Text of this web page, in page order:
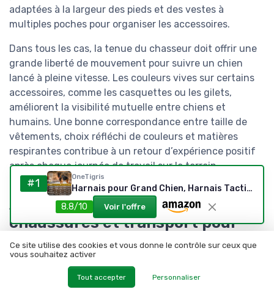
adaptées à la largeur des pieds et des vestes à
multiples poches pour organiser les accessoires.
Dans tous les cas, la tenue du chasseur doit offrir une
grande liberté de mouvement pour suivre un chien
lancé à pleine vitesse. Les couleurs vives sur certains
accessoires, comme les casquettes ou les gilets,
améliorent la visibilité mutuelle entre chiens et
humains. Une bonne correspondance entre taille de
vêtements, choix réfléchi de couleurs et matières
respirantes contribue à un retour d’expérience positif
après chaque journée de travail sur le terrain.
Accessoires techniques,
chaussures et transport pour
chiens de grande taille
Au‑delà des gilets et harnais, les meilleurs
équipements grande taille incluent une gamme
#1 OneTigris
Harnais pour Grand Chien, Harnais Tactique TACTILITE résistant à la Traction, Sangle de Poitrine réglable avec 4 Anneaux en D, Bandes réfléchissantes, Noir, Taille L L:27-41kg(Hals:45-63cm, Brust:68-91cm) Noir
8.8/10
Voir l'offre
Ce site utilise des cookies et vous donne le contrôle sur ceux que
vous souhaitez activer
Tout accepter Personnaliser